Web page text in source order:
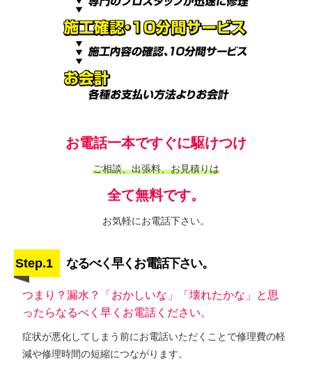
お電話一本ですぐに駆けつけ
ご相談、出張料、お見積りは
全て無料です。
お気軽にお電話下さい。
Step.1 なるべく早くお電話下さい。
つまり？漏水？「おかしいな」「壊れたかな」と思
ったらなるべく早くお電話ください。
症状が悪化してしまう前にお電話いただくことで修理費の軽
減や修理時間の短縮につながります。